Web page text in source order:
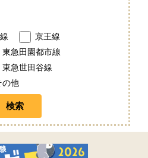
京王線
東急田園都市線
東急世田谷線
の他